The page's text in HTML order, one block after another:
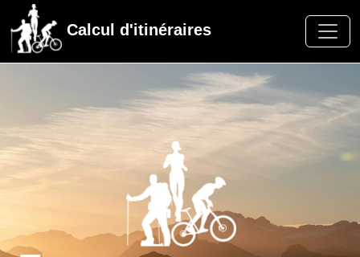
Calcul d'itinéraires